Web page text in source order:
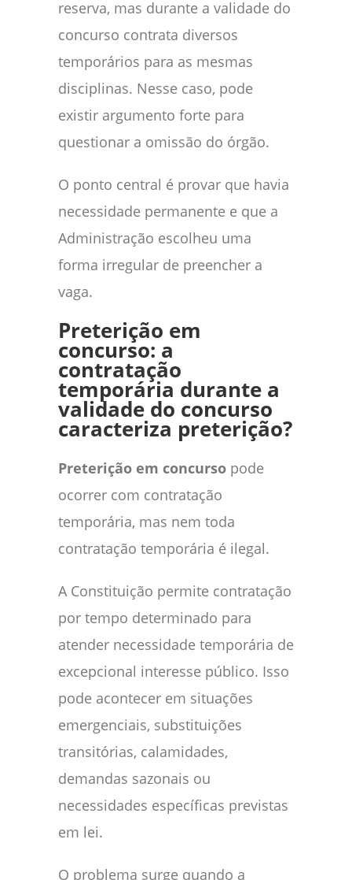
reserva, mas durante a validade do
concurso contrata diversos
temporários para as mesmas
disciplinas. Nesse caso, pode
existir argumento forte para
questionar a omissão do órgão.
O ponto central é provar que havia
necessidade permanente e que a
Administração escolheu uma
forma irregular de preencher a
vaga.
Preterição em
concurso: a
contratação
temporária durante a
validade do concurso
caracteriza preterição?
Preterição em concurso pode
ocorrer com contratação
temporária, mas nem toda
contratação temporária é ilegal.
A Constituição permite contratação
por tempo determinado para
atender necessidade temporária de
excepcional interesse público. Isso
pode acontecer em situações
emergenciais, substituições
transitórias, calamidades,
demandas sazonais ou
necessidades específicas previstas
em lei.
O problema surge quando a